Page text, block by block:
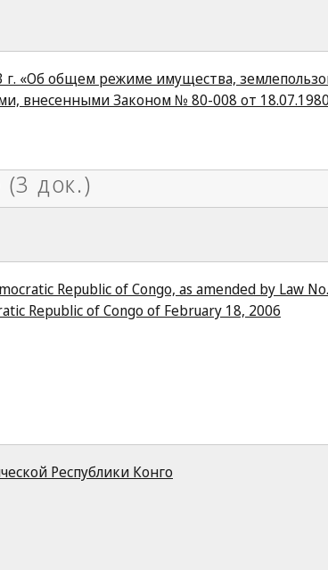
г. «Об общем режиме имущества,
внесенными Законом № 80-008 от
Republic of Congo, as amended by Law
Republic of Congo of February 18, 2006
Республики Конго